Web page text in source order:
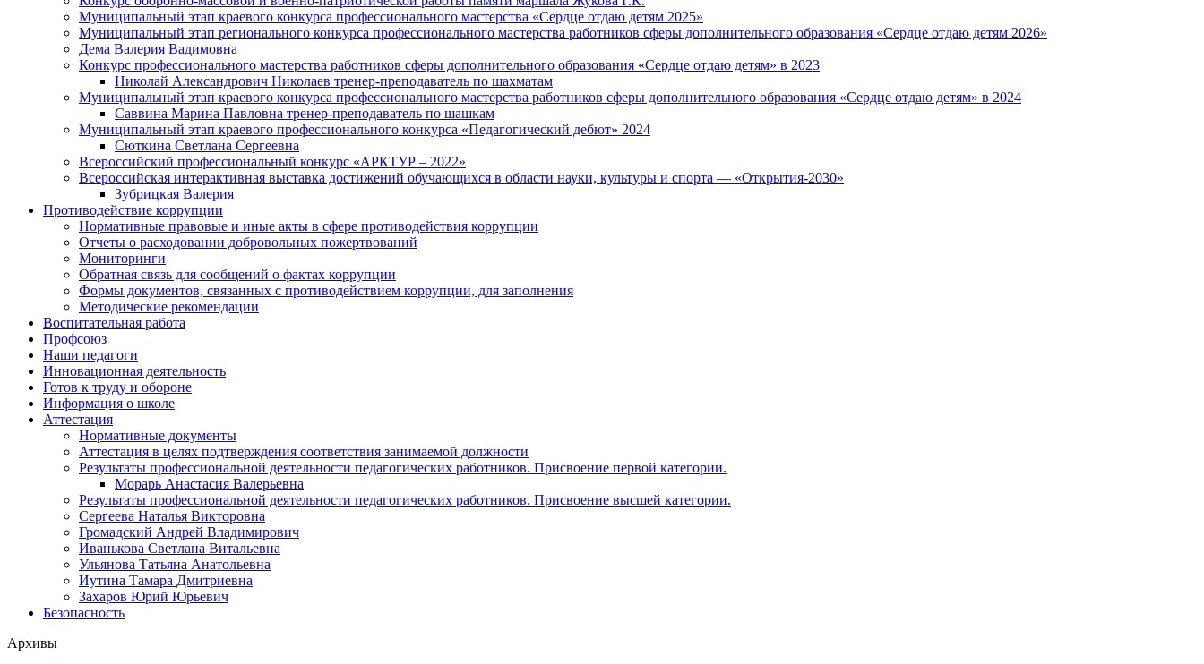
Муниципальный этап краевого конкурса профессионального мастерства «Сердце отдаю детям 2025»
Муниципальный этап регионального конкурса профессионального мастерства работников сферы дополнительного образования «Сердце отдаю детям 2026»
Дема Валерия Вадимовна
Конкурс профессионального мастерства работников сферы дополнительного образования «Сердце отдаю детям» в 2023
Николай Александрович Николаев тренер-преподаватель по шахматам
Муниципальный этап краевого конкурса профессионального мастерства работников сферы дополнительного образования «Сердце отдаю детям» в 2024
Саввина Марина Павловна тренер-преподаватель по шашкам
Муниципальный этап краевого профессионального конкурса «Педагогический дебют» 2024
Сюткина Светлана Сергеевна
Всероссийский профессиональный конкурс «АРКТУР – 2022»
Всероссийская интерактивная выставка достижений обучающихся в области науки, культуры и спорта — «Открытия-2030»
Зубрицкая Валерия
Противодействие коррупции
Нормативные правовые и иные акты в сфере противодействия коррупции
Отчеты о расходовании добровольных пожертвований
Мониторинги
Обратная связь для сообщений о фактах коррупции
Формы документов, связанных с противодействием коррупции, для заполнения
Методические рекомендации
Воспитательная работа
Профсоюз
Наши педагоги
Инновационная деятельность
Готов к труду и обороне
Информация о школе
Аттестация
Нормативные документы
Аттестация в целях подтверждения соответствия занимаемой должности
Результаты профессиональной деятельности педагогических работников. Присвоение первой категории.
Морарь Анастасия Валерьевна
Результаты профессиональной деятельности педагогических работников. Присвоение высшей категории.
Сергеева Наталья Викторовна
Громадский Андрей Владимирович
Иванькова Светлана Витальевна
Ульянова Татьяна Анатольевна
Иутина Тамара Дмитриевна
Захаров Юрий Юрьевич
Безопасность
Архивы